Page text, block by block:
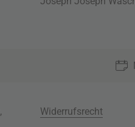
,
Widerrufsrecht